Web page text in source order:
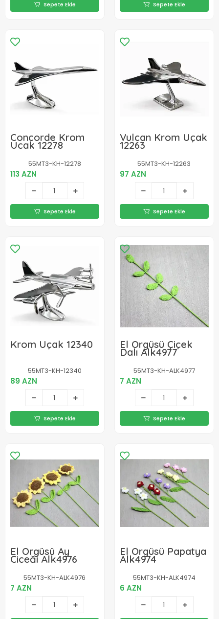
Sepete Ekle Sepete Ekle
Concorde Krom
Uçak 12278
55MT3-KH-12278
113 AZN
Sepete Ekle
Vulcan Krom Uçak
12263
55MT3-KH-12263
97 AZN
Sepete Ekle
Krom Uçak 12340
55MT3-KH-12340
89 AZN
Sepete Ekle
El Örgüsü Çiçek
Dalı Alk4977
55MT3-KH-ALK4977
7 AZN
Sepete Ekle
El Örgüsü Ay
Çiçeği Alk4976
55MT3-KH-ALK4976
7 AZN
El Örgüsü Papatya
Alk4974
55MT3-KH-ALK4974
6 AZN